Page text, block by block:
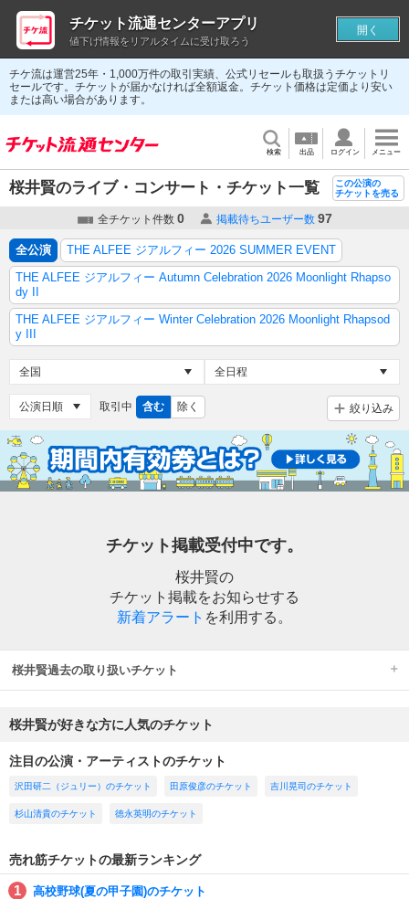
チケ流は運営25年・1,000万件の取引実績、公式リセールも取扱うチケットリ
セールです。チケットが届かなければ全額返金。チケット価格は定価より安い
または高い場合があります。
検索 出品 ログイン メニュー
桜井賢のライブ・コンサート・チケット一覧
この公演の
チケットを売る
全チケット件数 0 掲載待ちユーザー数 97
全公演
THE ALFEE ジアルフィー 2026 SUMMER EVENT
THE ALFEE ジアルフィー Autumn Celebration 2026 Moonlight Rhapso
dy II
THE ALFEE ジアルフィー Winter Celebration 2026 Moonlight Rhapsod
y III
取引中 含む 除く 絞り込み
チケット掲載受付中です。
桜井賢の
チケット掲載をお知らせする
新着アラート を利用する。
桜井賢過去の取り扱いチケット
桜井賢が好きな方に人気のチケット
注目の公演・アーティストのチケット
沢田研二（ジュリー）のチケット 田原俊彦のチケット 吉川晃司のチケット
杉山清貴のチケット 徳永英明のチケット
売れ筋チケットの最新ランキング
高校野球(夏の甲子園)のチケット
チケット流通センターアプリ
値下げ情報をリアルタイムに受け取ろう
開く